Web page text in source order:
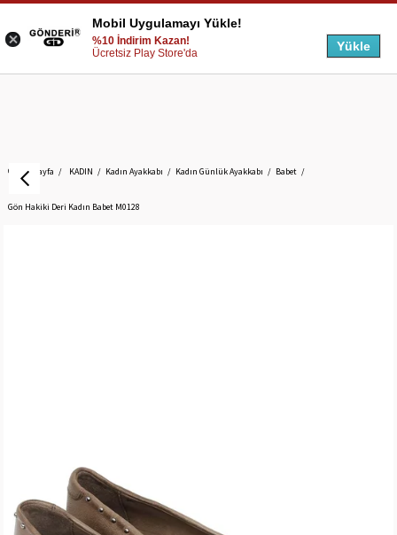
Anasayfa KADIN Kadın Ayakkabı Kadın Günlük Ayakkabı Babet
Gön Hakiki Deri Kadın Babet M0128
Mobil Uygulamayı Yükle!
%10 İndirim Kazan!
Ücretsiz Play Store'da
Yükle